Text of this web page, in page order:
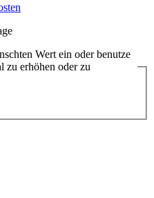
Wert ein oder benutze
zu erhöhen oder zu